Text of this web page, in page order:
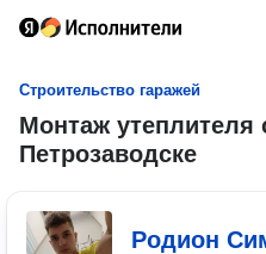
Строительство гаражей
Монтаж утеплителя
Петрозаводске
Родион